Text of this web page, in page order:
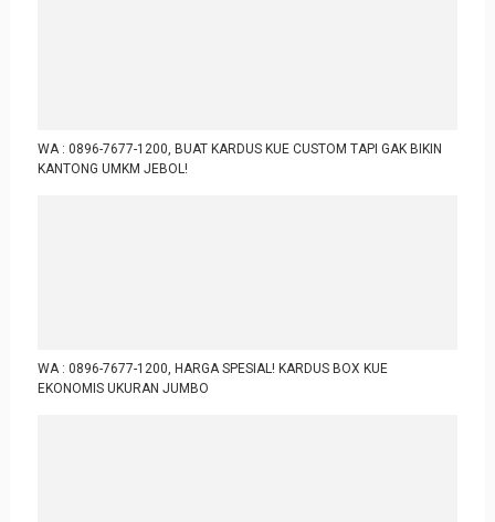
WA : 0896-7677-1200, BUAT KARDUS KUE CUSTOM TAPI GAK BIKIN
KANTONG UMKM JEBOL!
WA : 0896-7677-1200, HARGA SPESIAL! KARDUS BOX KUE
EKONOMIS UKURAN JUMBO